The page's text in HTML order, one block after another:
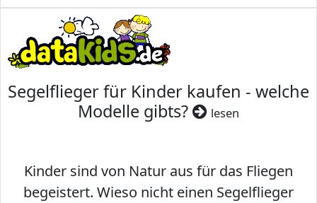
Segelflieger für Kinder kaufen - welche
Modelle gibts?
lesen
Kinder sind von Natur aus für das Fliegen
begeistert. Wieso nicht einen Segelflieger